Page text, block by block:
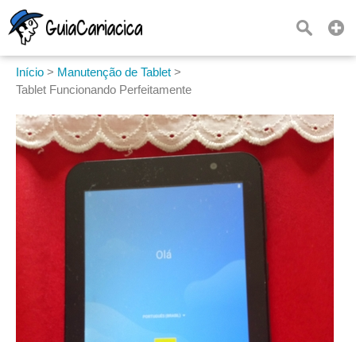
Início > Manutenção de Tablet >
Tablet Funcionando Perfeitamente